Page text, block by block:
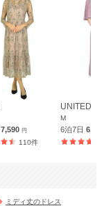
7,590 円
110件
M
6泊7日
ミディ丈のドレス